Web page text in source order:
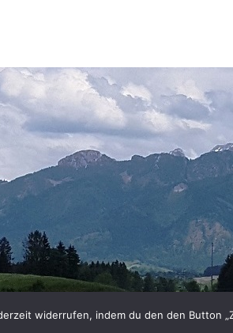
widerrufen, indem du den den Button